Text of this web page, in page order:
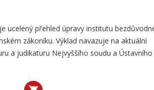
ucelený přehled úpravy institutu
zákoníku. Výklad navazuje na aktuální
a judikaturu Nejvyššího soudu a Ústavního